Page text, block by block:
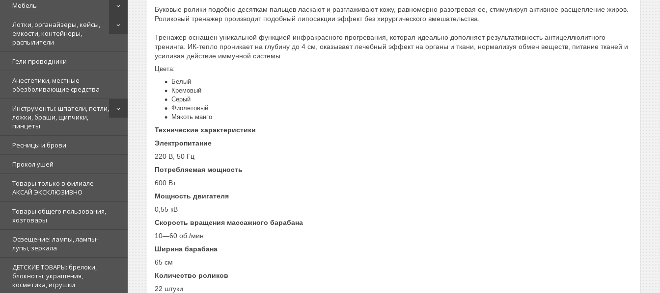
Мебель
Лотки, органайзеры, кейсы,
емкости, контейнеры,
распылители
Гели проводники
Анестетики, местные
обезболивающие средства
Инструменты: шпатели, петли,
ложки, браши, щипчики,
пинцеты
Ресницы и брови
Прокол ушей
Товары только в филиале
АКСАЙ ЭКСКЛЮЗИВНО
Товары общего пользования,
хозтовары
Освещение: лампы, лампы-
лупы, зеркала
ДЕТСКИЕ ТОВАРЫ: брелоки,
блокноты, украшения,
косметика, игрушки
Буковые ролики подобно десяткам пальцев ласкают и разглаживают кожу, равномерно разогревая ее, стимулируя активное расщепление жиров.
Роликовый тренажер производит подобный липосакции эффект без хирургического вмешательства.
Тренажер оснащен уникальной функцией инфракрасного прогревания, которая идеально дополняет результативность антицеллюлитного
тренинга. ИК-тепло проникает на глубину до 4 см, оказывает лечебный эффект на органы и ткани, нормализуя обмен веществ, питание тканей и
усиливая действие иммунной системы.
Цвета:
Белый
Кремовый
Серый
Фиолетовый
Мякоть манго
Технические характеристики
Электропитание
220 В, 50 Гц
Потребляемая мощность
600 Вт
Мощность двигателя
0,55 кВ
Скорость вращения массажного барабана
10—60 об./мин
Ширина барабана
65 см
Количество роликов
22 штуки